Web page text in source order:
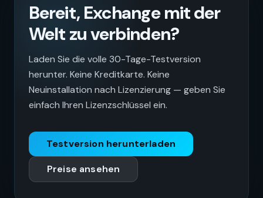
Bereit, Exchange mit der
Welt zu verbinden?
Laden Sie die volle 30-Tage-Testversion
herunter. Keine Kreditkarte. Keine
Neuinstallation nach Lizenzierung — geben Sie
einfach Ihren Lizenzschlüssel ein.
Testversion herunterladen
Preise ansehen